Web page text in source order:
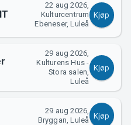
22 aug 2026,
Kulturcentrum
Ebeneser, Luleå
Kjøp
29 aug 2026,
Kulturens Hus -
Stora salen,
Luleå
Kjøp
29 aug 2026,
Bryggan, Luleå
Kjøp